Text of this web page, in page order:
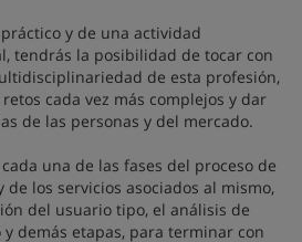
y de una actividad
tendrás la posibilidad de tocar con
de esta profesión,
cada vez más complejos y dar
de las personas y del mercado.
una de las fases del proceso de
los servicios asociados al mismo,
del usuario tipo, el análisis de
demás etapas, para terminar con